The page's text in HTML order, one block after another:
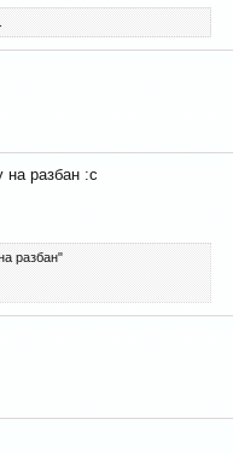
на разбан :с
разбан"